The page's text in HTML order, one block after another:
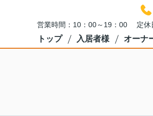
営業時間：10：00～19：00 定休
トップ 入居者様 オーナ